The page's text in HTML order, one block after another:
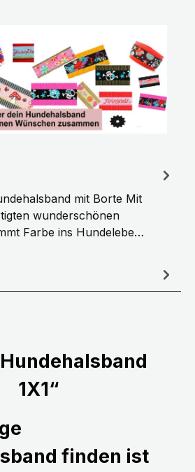
mit Borte Mit
wunderschönen
Farbe ins Hundelebe…
1X1“
finden ist